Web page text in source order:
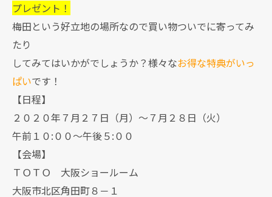
プレゼント！
梅田という好立地の場所なので買い物ついでに寄ってみ
たり
してみてはいかがでしょうか？様々なお得な特典がいっ
ぱいです！
【日程】
２０２０年７月２７日（月）～７月２８日（火）
午前１０:００～午後５:００
【会場】
ＴＯＴＯ 大阪ショールーム
大阪市北区角田町８－１